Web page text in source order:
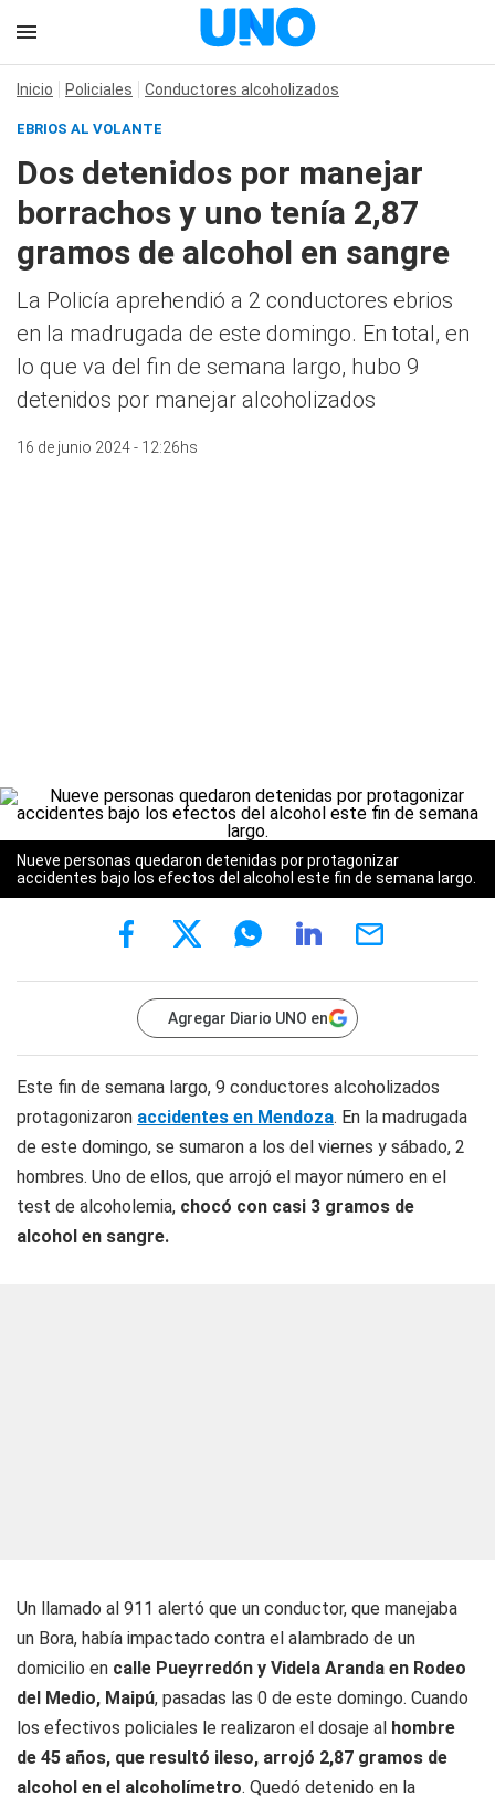
Inicio Policiales Conductores alcoholizados
EBRIOS AL VOLANTE
Dos detenidos por manejar
borrachos y uno tenía 2,87
gramos de alcohol en sangre
La Policía aprehendió a 2 conductores ebrios
en la madrugada de este domingo. En total, en
lo que va del fin de semana largo, hubo 9
detenidos por manejar alcoholizados
16 de junio 2024 - 12:26hs
Nueve personas quedaron detenidas por protagonizar
accidentes bajo los efectos del alcohol este fin de semana largo.
Agregar Diario UNO en
Este fin de semana largo, 9 conductores alcoholizados
protagonizaron accidentes en Mendoza. En la madrugada
de este domingo, se sumaron a los del viernes y sábado, 2
hombres. Uno de ellos, que arrojó el mayor número en el
test de alcoholemia, chocó con casi 3 gramos de
alcohol en sangre.
Un llamado al 911 alertó que un conductor, que manejaba
un Bora, había impactado contra el alambrado de un
domicilio en calle Pueyrredón y Videla Aranda en Rodeo
del Medio, Maipú, pasadas las 0 de este domingo. Cuando
los efectivos policiales le realizaron el dosaje al hombre
de 45 años, que resultó ileso, arrojó 2,87 gramos de
alcohol en el alcoholímetro. Quedó detenido en la